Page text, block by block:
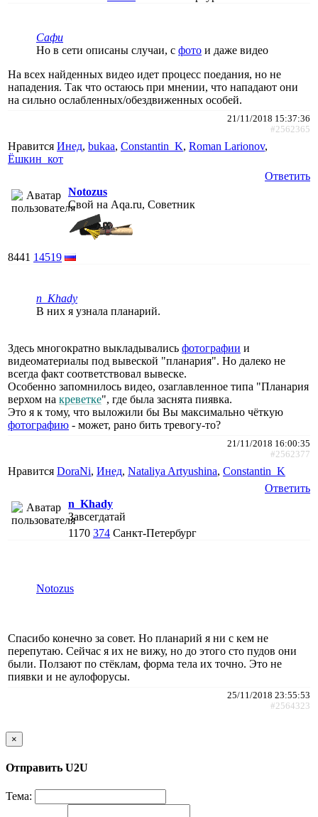
Сафи
Но в сети описаны случаи, с фото и даже видео
На всех найденных видео идет процесс поедания, но не
нападения. Так что остаюсь при мнении, что нападают они
на сильно ослабленных/обездвиженных особей.
21/11/2018 15:37:36
#2562365
Нравится Инед, bukaa, Constantin_K, Roman Larionov,
Ёшкин_кот
Ответить
Notozus
Свой на Aqa.ru, Советник
8441 14519
n_Khady
В них я узнала планарий.
Здесь многократно выкладывались фотографии и
видеоматериалы под вывеской "планария". Но далеко не
всегда факт соответствовал вывеске.
Особенно запомнилось видео, озаглавленное типа "Планария
верхом на креветке", где была заснята пиявка.
Это я к тому, что выложили бы Вы максимально чёткую
фотографию - может, рано бить тревогу-то?
21/11/2018 16:00:35
#2562377
Нравится DoraNi, Инед, Nataliya Artyushina, Constantin_K
Ответить
n_Khady
Завсегдатай
1170 374 Санкт-Петербург
Notozus
Спасибо конечно за совет. Но планарий я ни с кем не
перепутаю. Сейчас я их не вижу, но до этого сто пудов они
были. Ползают по стёклам, форма тела их точно. Это не
пиявки и не аулофорусы.
25/11/2018 23:55:53
#2564323
×
Отправить U2U
Тема: